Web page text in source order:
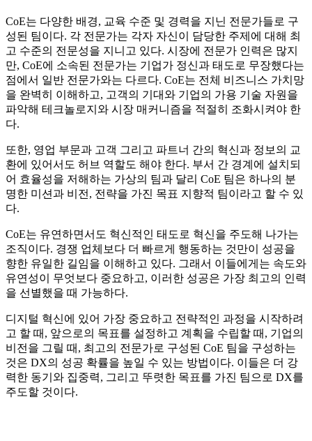
CoE는 다양한 배경, 교육 수준 및 경력을 지닌 전문가들로 구
성된 팀이다. 각 전문가는 각자 자신이 담당한 주제에 대해 최
고 수준의 전문성을 지니고 있다. 시장에 전문가 인력은 많지
만, CoE에 소속된 전문가는 기업가 정신과 태도로 무장했다는
점에서 일반 전문가와는 다르다. CoE는 전체 비즈니스 가치망
을 완벽히 이해하고, 고객의 기대와 기업의 가용 기술 자원을
파악해 테크놀로지와 시장 매커니즘을 적절히 조화시켜야 한
다.
또한, 영업 부문과 고객 그리고 파트너 간의 혁신과 정보의 교
환에 있어서도 허브 역할도 해야 한다. 부서 간 경계에 설치되
어 효율성을 저해하는 가상의 팀과 달리 CoE 팀은 하나의 분
명한 미션과 비전, 전략을 가진 목표 지향적 팀이라고 할 수 있
다.
CoE는 유연하면서도 혁신적인 태도로 혁신을 주도해 나가는
조직이다. 경쟁 업체보다 더 빠르게 행동하는 것만이 성공을
향한 유일한 길임을 이해하고 있다. 그래서 이들에게는 속도와
유연성이 무엇보다 중요하고, 이러한 성공은 가장 최고의 인력
을 선별했을 때 가능하다.
디지털 혁신에 있어 가장 중요하고 전략적인 과정을 시작하려
고 할 때, 앞으로의 목표를 설정하고 계획을 수립할 때, 기업의
비전을 그릴 때, 최고의 전문가로 구성된 CoE 팀을 구성하는
것은 DX의 성공 확률을 높일 수 있는 방법이다. 이들은 더 강
력한 동기와 집중력, 그리고 뚜렷한 목표를 가진 팀으로 DX를
주도할 것이다.